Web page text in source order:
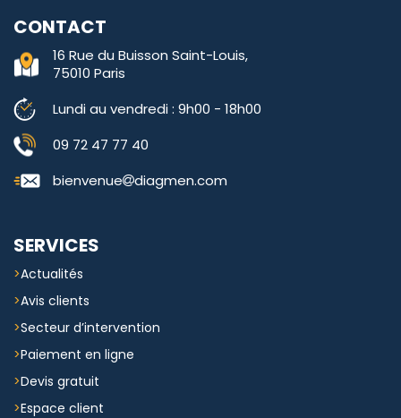
CONTACT
16 Rue du Buisson Saint-Louis,
75010 Paris
Lundi au vendredi : 9h00 - 18h00
09 72 47 77 40
bienvenue
diagmen.com
SERVICES
Actualités
Avis clients
Secteur d’intervention
Paiement en ligne
Devis gratuit
Espace client